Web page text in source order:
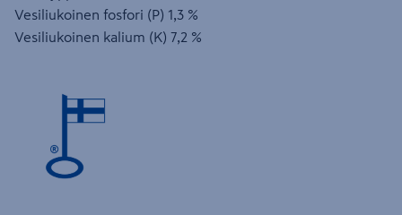
Vesiliukoinen fosfori (P) 1,3 %
Vesiliukoinen kalium (K) 7,2 %